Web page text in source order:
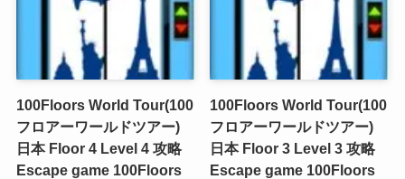
100Floors World Tour(100
フロアーワールドツアー)
日本 Floor 4 Level 4 攻略
Escape game 100Floors
100Floors World Tour(100
フロアーワールドツアー)
日本 Floor 3 Level 3 攻略
Escape game 100Floors